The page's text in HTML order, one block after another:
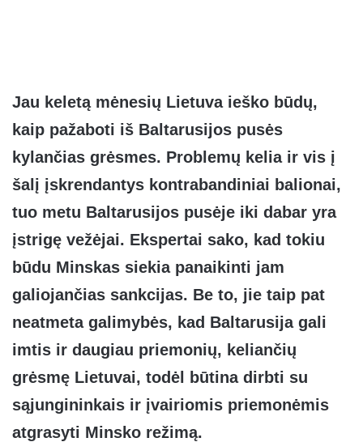
Jau keletą mėnesių Lietuva ieško būdų,
kaip pažaboti iš Baltarusijos pusės
kylančias grėsmes. Problemų kelia ir vis į
šalį įskrendantys kontrabandiniai balionai,
tuo metu Baltarusijos pusėje iki dabar yra
įstrigę vežėjai. Ekspertai sako, kad tokiu
būdu Minskas siekia panaikinti jam
galiojančias sankcijas. Be to, jie taip pat
neatmeta galimybės, kad Baltarusija gali
imtis ir daugiau priemonių, keliančių
grėsmę Lietuvai, todėl būtina dirbti su
sąjungininkais ir įvairiomis priemonėmis
atgrasyti Minsko režimą.